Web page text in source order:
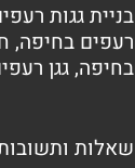
בניית גגות
רעפים בחיפה,
בחיפה,גגן
שאלות